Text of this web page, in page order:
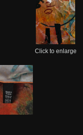
Click to enlarge